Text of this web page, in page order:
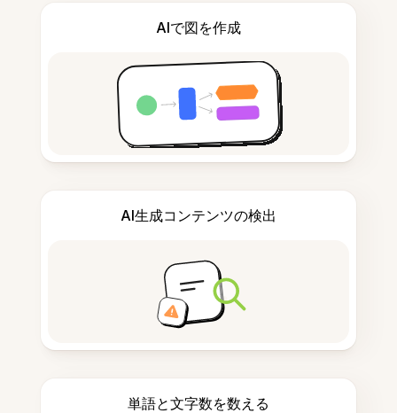
AIで図を作成
AI生成コンテンツの検出
単語と文字数を数える